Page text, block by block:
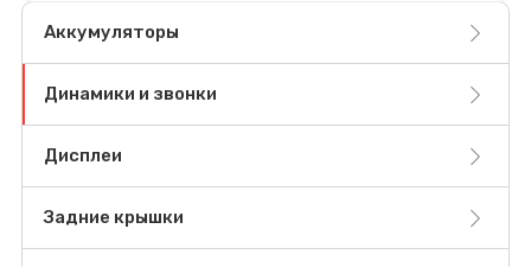
Аккумуляторы
Динамики и звонки
Дисплеи
Задние крышки